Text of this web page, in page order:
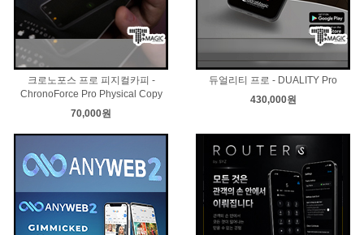
크로노포스 프로 피지컬카피 -
ChronoForce Pro Physical Copy
70,000원
듀얼리티 프로 - DUALITY Pro
430,000원